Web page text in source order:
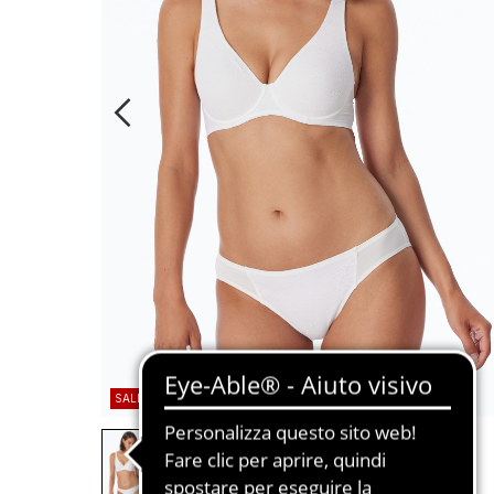
SALDI BASIC